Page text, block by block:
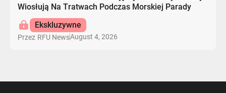
Wiosłują Na Tratwach Podczas Morskiej Parady
Ekskluzywne
Przez RFU NewsAugust 4, 2026